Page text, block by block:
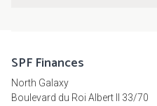
SPF Finances
North Galaxy
Boulevard du Roi Albert II 33/70